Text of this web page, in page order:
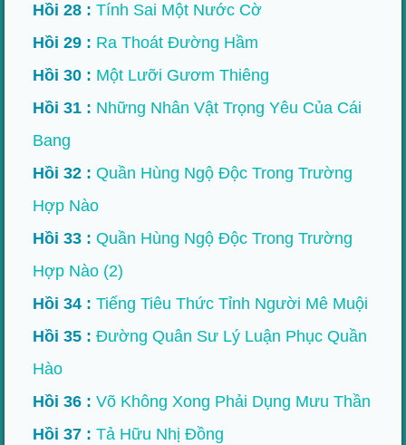
Hồi 28 : Tính Sai Một Nước Cờ
Hồi 29 : Ra Thoát Đường Hầm
Hồi 30 : Một Lưỡi Gươm Thiêng
Hồi 31 : Những Nhân Vật Trọng Yêu Của Cái
Bang
Hồi 32 : Quần Hùng Ngộ Độc Trong Trường
Hợp Nào
Hồi 33 : Quần Hùng Ngộ Độc Trong Trường
Hợp Nào (2)
Hồi 34 : Tiếng Tiêu Thức Tỉnh Người Mê Muội
Hồi 35 : Đường Quân Sư Lý Luận Phục Quần
Hào
Hồi 36 : Võ Không Xong Phải Dụng Mưu Thần
Hồi 37 : Tả Hữu Nhị Đồng